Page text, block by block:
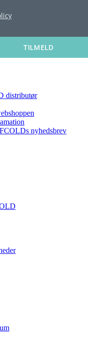
TILMELD
distributør
nyhedsbrev